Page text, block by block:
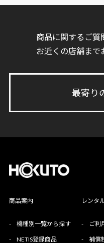
商品に関するご質
お近くの店舗まで
最寄り
商品案内
- 機種別一覧から探す
- NETIS登録商品
レンタ
- ご利
- 補償